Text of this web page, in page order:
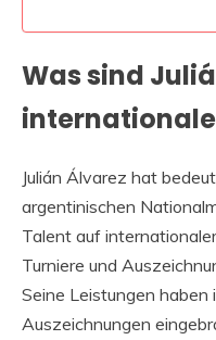
Was sind
Julián Álvarez hat
argentinischen
Talent auf
Turniere und
Seine Leistungen haben
Auszeichnungen